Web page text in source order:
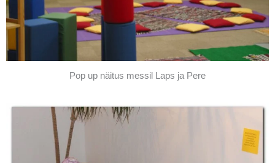
Pop up näitus messil Laps ja Pere